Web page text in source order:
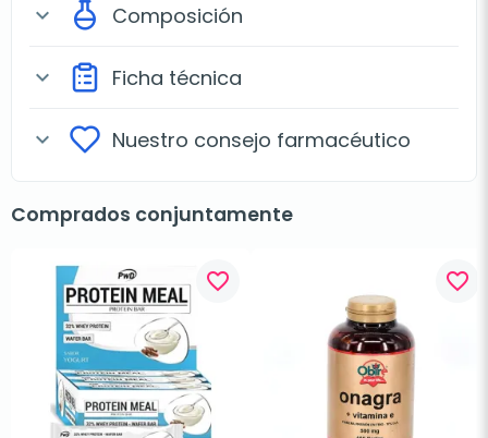
expand_more Composición
expand_more Ficha técnica
expand_more Nuestro consejo farmacéutico
Comprados conjuntamente
favorite_border favorite_border